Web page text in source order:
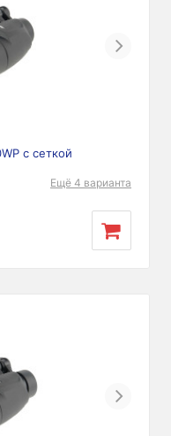
Next
с сеткой
Ещё 4 варианта
Next